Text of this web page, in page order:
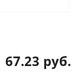
67.23 руб.